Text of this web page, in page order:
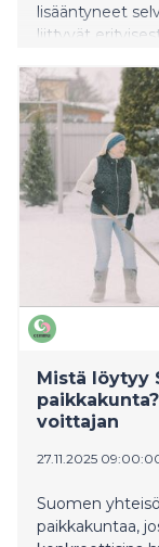
lisääntyneet
liittyvät
lievittämiseen.
toisen,
on noussut
haluaa jakaa
Commun
teko voi olla
tai apu arjen
suunnan.
Mistä löytyy
voittajan
27.11.2025
Suomen
paikkakuntaa,